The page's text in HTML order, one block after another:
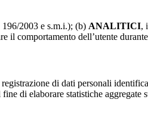
2003 e s.m.i.); (b) ANALITICI,
il comportamento dell’utente
di dati personali
di elaborare statistiche aggregate